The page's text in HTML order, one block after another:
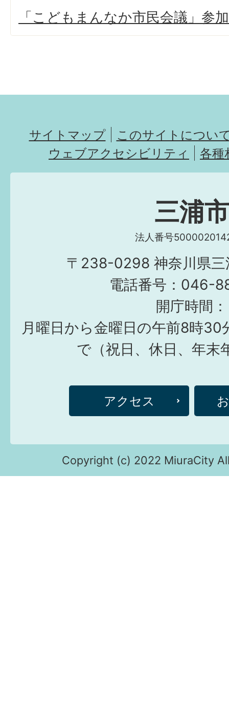
「こどもまんなか市民会議」参
サイトマップ
このサイトについ
ウェブアクセシビリティ
各種
三浦市
法人番号
〒238-0298 神奈川県三
電話番号：046-
開庁時間：
月曜日から金曜日の午前8時30
で（祝日、休日、年末
アクセス
Copyright (c) 2022 MiuraCity